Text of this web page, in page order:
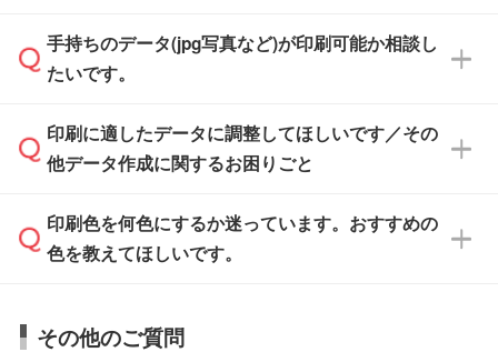
せいただければ、弊社にて無料でデザインデー
タを1点作成いたします。
積・ご注文フォームにアップロードしてご入稿
ください。
ご入稿後は経験豊富なスタッフがデータに不備
がないかチェックし、お客様と確認してから印
刷に進みますので、ご安心ください。
一部商品は入稿用テンプレートのご用意があり
ます。各商品ページの『印刷方法・テンプレー
入稿用のテンプレートはPDF形式ですが、
IllustratorやPhotoshopで開いてご利用いただけ
方」をご確認ください。
手持ちのデータ(jpg写真など)が印刷可能か相談し
たいです。
印刷に適したデータ・解像度かどうか、担当ス
タッフが事前に確認いたします。
ムへ添付いただくか、担当スタッフ宛にメール
でお送りください。
い合わせください。
印刷に適したデータに調整してほしいです／その
他データ作成に関するお困りごと
データ作成でお困りの際には、担当スタッフが
サポートいたしますのでお気軽にご相談くださ
から添付してお送りください。
印刷色を何色にするか迷っています。おすすめの
色を教えてほしいです。
お見積・ご注文・
その他のご質問